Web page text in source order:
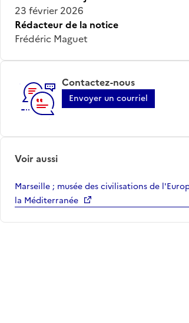
23 février 2026
Rédacteur de la notice
Frédéric Maguet
Contactez-nous
Envoyer un courriel
Voir aussi
Marseille ; musée des civilisations de
la Méditerranée